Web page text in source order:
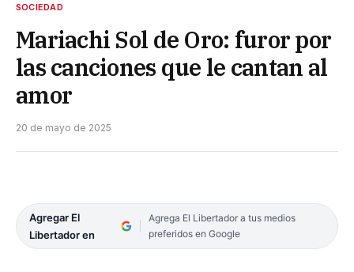
SOCIEDAD
Mariachi Sol de Oro: furor por
las canciones que le cantan al
amor
20 de mayo de 2025
Agregar El
Libertador en
Agrega El Libertador a tus medios
preferidos en Google